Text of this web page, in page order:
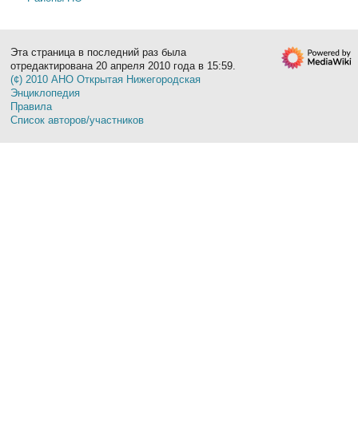
Эта страница в последний раз была
отредактирована 20 апреля 2010 года в 15:59.
(¢) 2010 АНО Открытая Нижегородская
Энциклопедия
Правила
Список авторов/участников